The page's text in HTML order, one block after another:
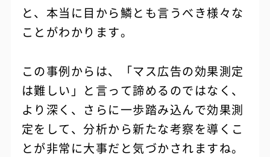
と、本当に目から鱗とも言うべき様々な
ことがわかります。
この事例からは、「マス広告の効果測定
は難しい」と言って諦めるのではなく、
より深く、さらに一歩踏み込んで効果測
定をして、分析から新たな考察を導くこ
とが非常に大事だと気づかされますね。